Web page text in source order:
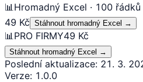
📊 Hromadný Excel · 100
49 Kč Stáhnout hromadný Excel →
📊 PRO FIRMY49 Kč
Stáhnout hromadný Excel →
Poslední aktualizace: 21. 3.
Verze: 1.0.0